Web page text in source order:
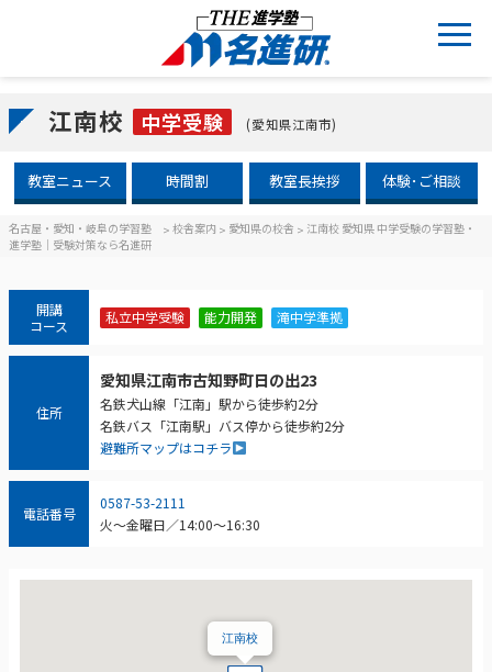
江南校 中学受験 (愛知県江南市)
教室ニュース 時間割 教室長挨拶 体験･ご相談
名古屋・愛知・岐阜の学習塾 > 校舎案内 > 愛知県の校舎 > 江南校 愛知県 中学受験の学習塾・
進学塾｜受験対策なら名進研
開講
コース
私立中学受験 能力開発 滝中学準拠
住所
愛知県江南市古知野町日の出23
名鉄犬山線「江南」駅から徒歩約2分
名鉄バス「江南駅」バス停から徒歩約2分
避難所マップはコチラ
電話番号
0587-53-2111
火～金曜日／14:00～16:30
江南校